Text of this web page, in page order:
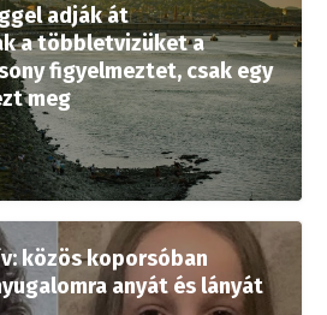
adják át
a többletvizüket a
figyelmeztet, csak egy
meg
közös koporsóban
anyát és lányát